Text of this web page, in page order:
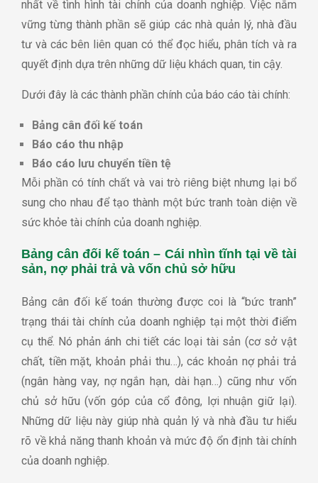
nhất về tình hình tài chính của doanh nghiệp. Việc nắm
vững từng thành phần sẽ giúp các nhà quản lý, nhà đầu
tư và các bên liên quan có thể đọc hiểu, phân tích và ra
quyết định dựa trên những dữ liệu khách quan, tin cậy.
Dưới đây là các thành phần chính của báo cáo tài chính:
Bảng cân đối kế toán
Báo cáo thu nhập
Báo cáo lưu chuyển tiền tệ
Mỗi phần có tính chất và vai trò riêng biệt nhưng lại bổ
sung cho nhau để tạo thành một bức tranh toàn diện về
sức khỏe tài chính của doanh nghiệp.
Bảng cân đối kế toán – Cái nhìn tĩnh tại về tài
sản, nợ phải trả và vốn chủ sở hữu
Bảng cân đối kế toán thường được coi là “bức tranh”
trạng thái tài chính của doanh nghiệp tại một thời điểm
cụ thể. Nó phản ánh chi tiết các loại tài sản (cơ sở vật
chất, tiền mặt, khoản phải thu…), các khoản nợ phải trả
(ngân hàng vay, nợ ngắn hạn, dài hạn…) cũng như vốn
chủ sở hữu (vốn góp của cổ đông, lợi nhuận giữ lại).
Những dữ liệu này giúp nhà quản lý và nhà đầu tư hiểu
rõ về khả năng thanh khoản và mức độ ổn định tài chính
của doanh nghiệp.